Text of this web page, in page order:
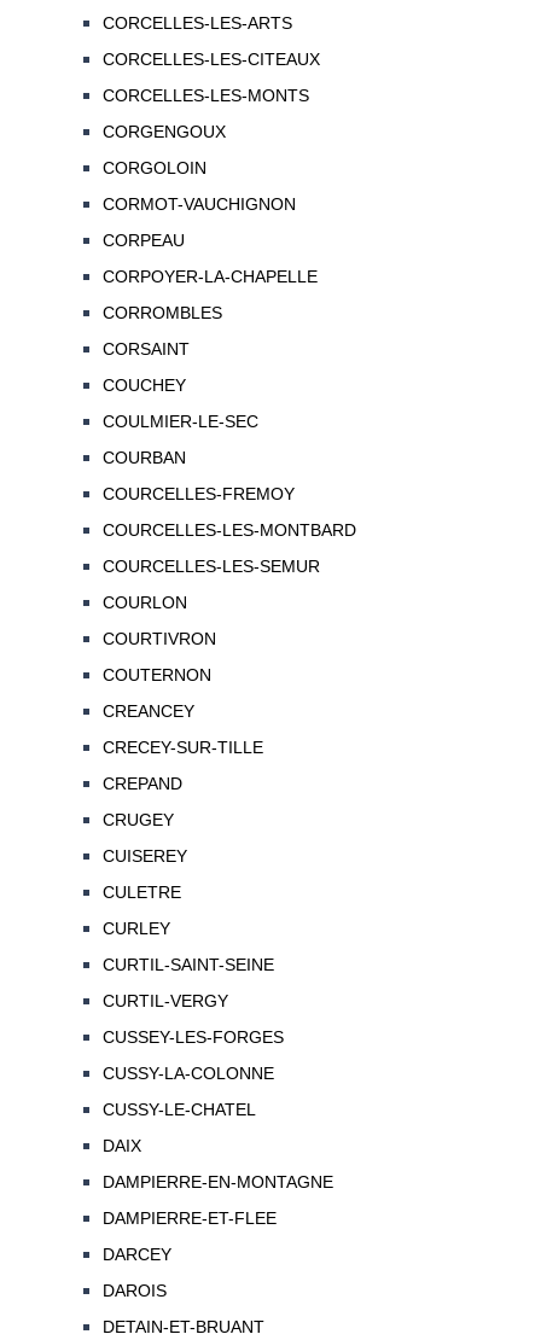
CORCELLES-LES-ARTS
CORCELLES-LES-CITEAUX
CORCELLES-LES-MONTS
CORGENGOUX
CORGOLOIN
CORMOT-VAUCHIGNON
CORPEAU
CORPOYER-LA-CHAPELLE
CORROMBLES
CORSAINT
COUCHEY
COULMIER-LE-SEC
COURBAN
COURCELLES-FREMOY
COURCELLES-LES-MONTBARD
COURCELLES-LES-SEMUR
COURLON
COURTIVRON
COUTERNON
CREANCEY
CRECEY-SUR-TILLE
CREPAND
CRUGEY
CUISEREY
CULETRE
CURLEY
CURTIL-SAINT-SEINE
CURTIL-VERGY
CUSSEY-LES-FORGES
CUSSY-LA-COLONNE
CUSSY-LE-CHATEL
DAIX
DAMPIERRE-EN-MONTAGNE
DAMPIERRE-ET-FLEE
DARCEY
DAROIS
DETAIN-ET-BRUANT